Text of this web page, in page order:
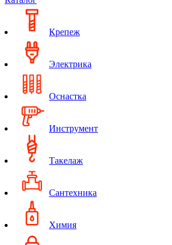
Крепеж
Электрика
Оснастка
Инструмент
Такелаж
Сантехника
Химия